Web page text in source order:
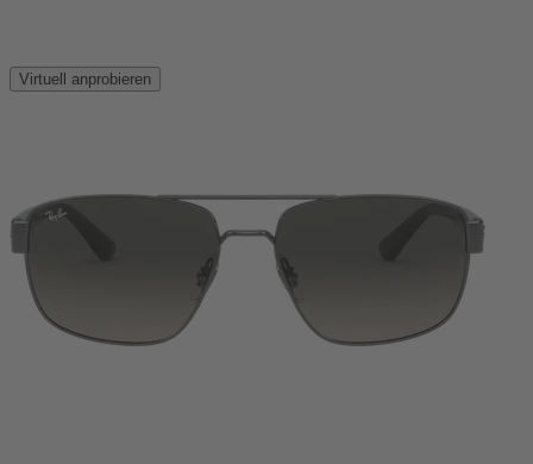
Virtuell anprobieren